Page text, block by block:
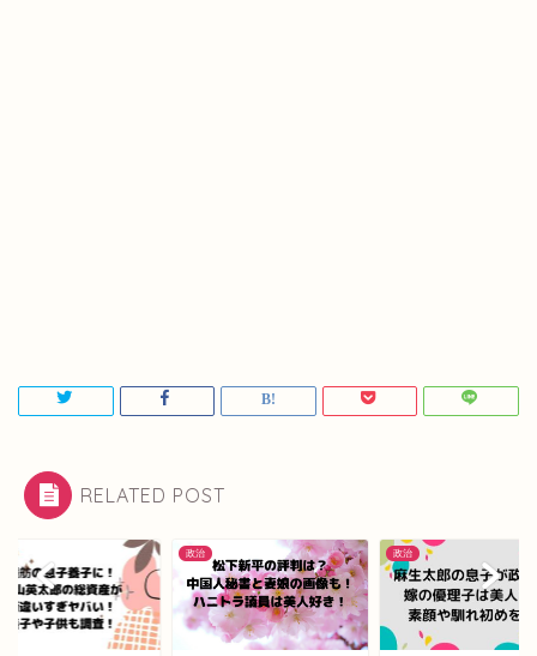
RELATED POST
政治 政治